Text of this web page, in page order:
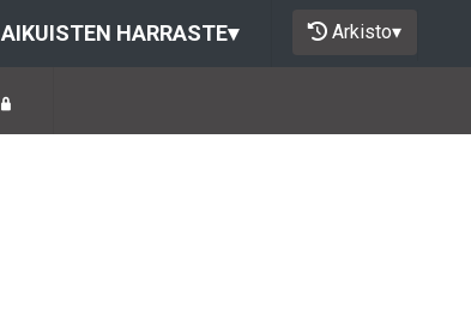
AIKUISTEN HARRASTE▾ Arkisto▾